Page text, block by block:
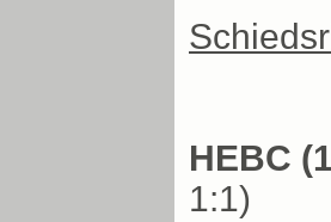
HEBC
1:1)